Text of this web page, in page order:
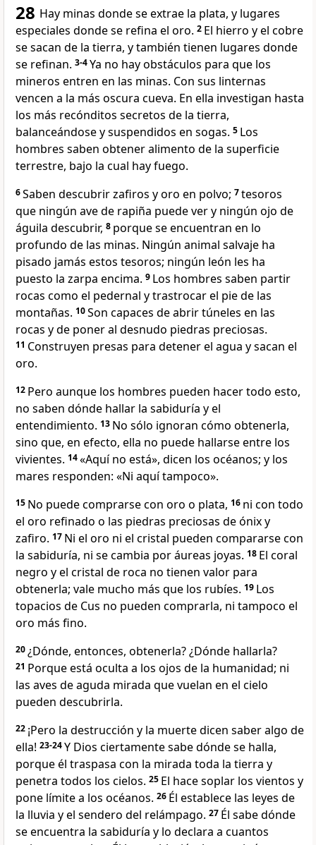
28 Hay minas donde se extrae la plata, y lugares
especiales donde se refina el oro. 2 El hierro y el cobre
se sacan de la tierra, y también tienen lugares donde
se refinan. 3-4Ya no hay obstáculos para que los
mineros entren en las minas. Con sus linternas
vencen a la más oscura cueva. En ella investigan hasta
los más recónditos secretos de la tierra,
balanceándose y suspendidos en sogas. 5 Los
hombres saben obtener alimento de la superficie
terrestre, bajo la cual hay fuego.
6Saben descubrir zafiros y oro en polvo; 7tesoros
que ningún ave de rapiña puede ver y ningún ojo de
águila descubrir, 8 porque se encuentran en lo
profundo de las minas. Ningún animal salvaje ha
pisado jamás estos tesoros; ningún león les ha
puesto la zarpa encima. 9 Los hombres saben partir
rocas como el pedernal y trastrocar el pie de las
montañas. 10Son capaces de abrir túneles en las
rocas y de poner al desnudo piedras preciosas.
11 Construyen presas para detener el agua y sacan el
oro.
12 Pero aunque los hombres pueden hacer todo esto,
no saben dónde hallar la sabiduría y el
entendimiento. 13 No sólo ignoran cómo obtenerla,
sino que, en efecto, ella no puede hallarse entre los
vivientes. 14«Aquí no está», dicen los océanos; y los
mares responden: «Ni aquí tampoco».
15 No puede comprarse con oro o plata, 16 ni con todo
el oro refinado o las piedras preciosas de ónix y
zafiro. 17 Ni el oro ni el cristal pueden compararse con
la sabiduría, ni se cambia por áureas joyas. 18 El coral
negro y el cristal de roca no tienen valor para
obtenerla; vale mucho más que los rubíes. 19 Los
topacios de Cus no pueden comprarla, ni tampoco el
oro más fino.
20¿Dónde, entonces, obtenerla? ¿Dónde hallarla?
21 Porque está oculta a los ojos de la humanidad; ni
las aves de aguda mirada que vuelan en el cielo
pueden descubrirla.
22 ¡Pero la destrucción y la muerte dicen saber algo de
ella! 23-24Y Dios ciertamente sabe dónde se halla,
porque él traspasa con la mirada toda la tierra y
penetra todos los cielos. 25 El hace soplar los vientos y
pone límite a los océanos. 26 Él establece las leyes de
la lluvia y el sendero del relámpago. 27 Él sabe dónde
se encuentra la sabiduría y lo declara a cuantos